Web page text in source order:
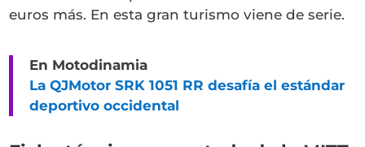
euros más. En esta gran turismo viene de serie.
En Motodinamia
La QJMotor SRK 1051 RR desafía el estándar
deportivo occidental